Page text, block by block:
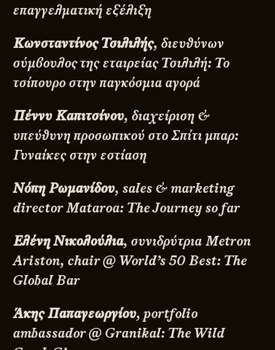
επαγγελματική εξέλιξη
Κωνσταντίνος Τσιλιλής, διευθύνων
σύμβουλος της εταιρείας Τσιλιλή: Το
τσίπουρο στην παγκόσμια αγορά
Πέννυ Καπιτσίνου, διαχείριση &
υπεύθυνη προσωπικού στο Σπίτι μπαρ:
Γυναίκες στην εστίαση
Νόπη Ρωμανίδου, sales & marketing
director Mataroa: The Journey so far
Ελένη Νικολούλια, συνιδρύτρια Metron
Ariston, chair @ World’s 50 Best: The
Global Bar
Άκης Παπαγεωργίου, portfolio
ambassador @ Granikal: The Wild